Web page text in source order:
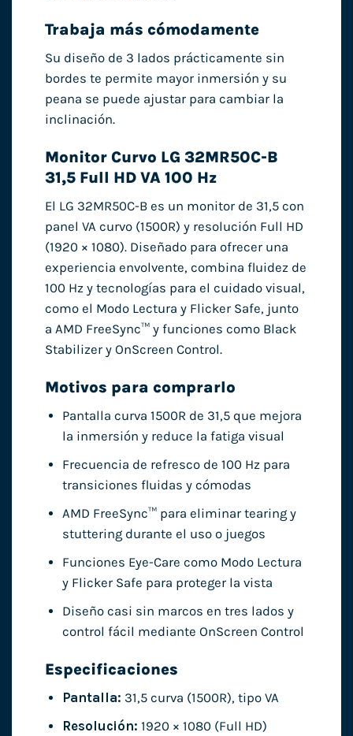
Trabaja más cómodamente
Su diseño de 3 lados prácticamente sin
bordes te permite mayor inmersión y su
peana se puede ajustar para cambiar la
inclinación.
Monitor Curvo LG 32MR50C-B
31,5 Full HD VA 100 Hz
El LG 32MR50C-B es un monitor de 31,5 con
panel VA curvo (1500R) y resolución Full HD
(1920 × 1080). Diseñado para ofrecer una
experiencia envolvente, combina fluidez de
100 Hz y tecnologías para el cuidado visual,
como el Modo Lectura y Flicker Safe, junto
a AMD FreeSync™ y funciones como Black
Stabilizer y OnScreen Control.
Motivos para comprarlo
Pantalla curva 1500R de 31,5 que mejora
la inmersión y reduce la fatiga visual
Frecuencia de refresco de 100 Hz para
transiciones fluidas y cómodas
AMD FreeSync™ para eliminar tearing y
stuttering durante el uso o juegos
Funciones Eye-Care como Modo Lectura
y Flicker Safe para proteger la vista
Diseño casi sin marcos en tres lados y
control fácil mediante OnScreen Control
Especificaciones
Pantalla: 31,5 curva (1500R), tipo VA
Resolución: 1920 × 1080 (Full HD)